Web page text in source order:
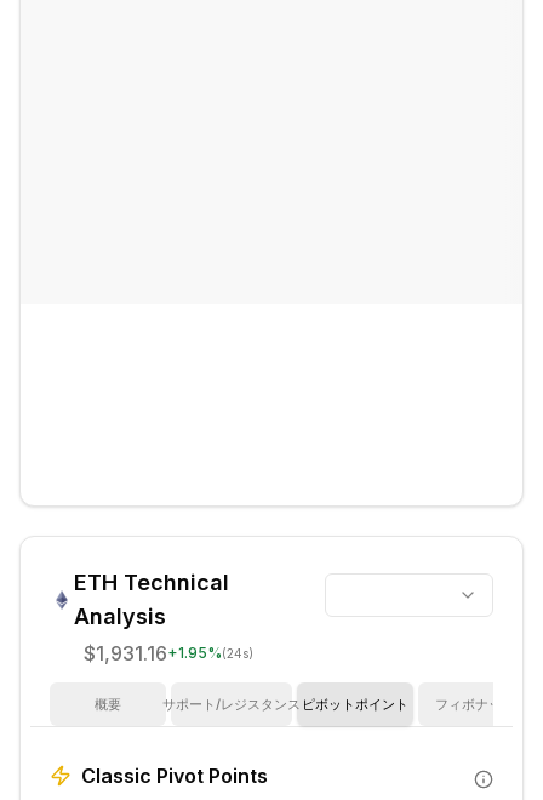
ETH Technical
Analysis
$1,931.16+1.95%(24s)
概要 サポート/レジスタンス ピボットポイント フィボナッチ
Classic Pivot Points